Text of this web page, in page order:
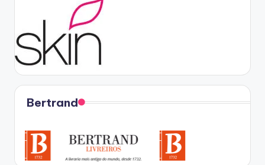
Bertrand